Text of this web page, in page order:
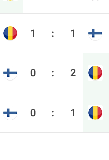
1 : 1
0 : 2
0 : 1